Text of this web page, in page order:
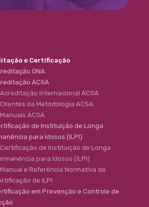
e Certificação
ONA
ACSA
Acreditação Internacional ACSA
Clientes da Metodologia ACSA
Manuais ACSA
de Instituição de Longa
para Idosos (ILPI)
Certificação de Instituição de Longa
para Idosos (ILPI)
Manual e Referência Normativa de
de ILPI
em Prevenção e Controle de